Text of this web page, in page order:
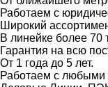
Работаем с
Широкий
В линейке более
Гарантия на всю
От 1 года до 5 лет.
Работаем с любыми